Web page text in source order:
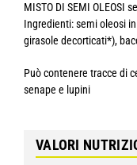
MISTO DI SEMI OLEOSI
Ingredienti: semi oleosi
girasole decorticati*),
Può contenere tracce di
senape e lupini
VALORI